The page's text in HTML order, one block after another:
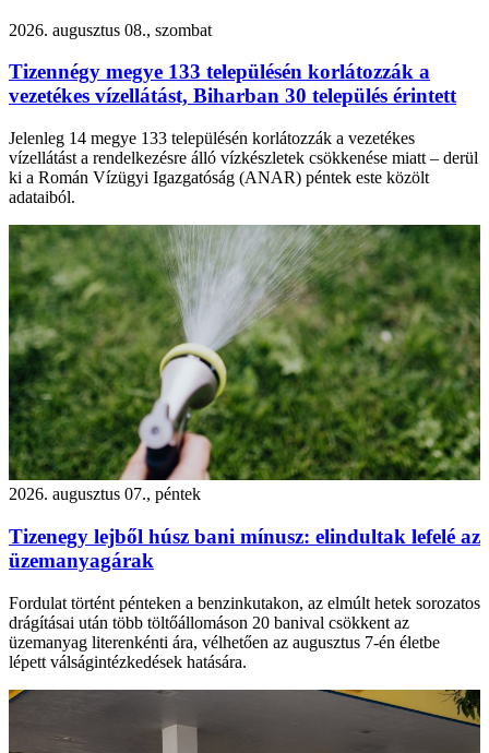
2026. augusztus 08., szombat
Tizennégy megye 133 településén korlátozzák a
vezetékes vízellátást, Biharban 30 település érintett
Jelenleg 14 megye 133 településén korlátozzák a vezetékes
vízellátást a rendelkezésre álló vízkészletek csökkenése miatt – derül
ki a Román Vízügyi Igazgatóság (ANAR) péntek este közölt
adataiból.
2026. augusztus 07., péntek
Tizenegy lejből húsz bani mínusz: elindultak lefelé az
üzemanyagárak
Fordulat történt pénteken a benzinkutakon, az elmúlt hetek sorozatos
drágításai után több töltőállomáson 20 banival csökkent az
üzemanyag literenkénti ára, vélhetően az augusztus 7-én életbe
lépett válságintézkedések hatására.